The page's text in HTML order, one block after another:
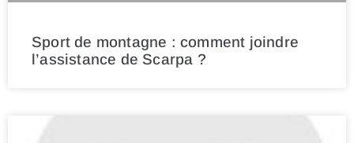
Sport de montagne : comment joindre
l’assistance de Scarpa ?